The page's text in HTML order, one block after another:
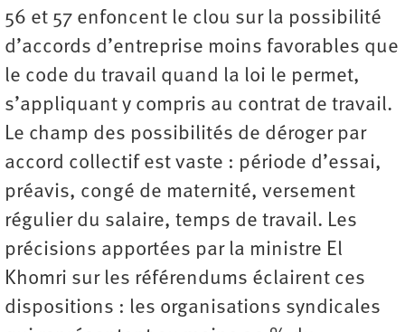
56 et 57 enfoncent le clou sur la possibilité
d’accords d’entreprise moins favorables que
le code du travail quand la loi le permet,
s’appliquant y compris au contrat de travail.
Le champ des possibilités de déroger par
accord collectif est vaste : période d’essai,
préavis, congé de maternité, versement
régulier du salaire, temps de travail. Les
précisions apportées par la ministre El
Khomri sur les référendums éclairent ces
dispositions : les organisations syndicales